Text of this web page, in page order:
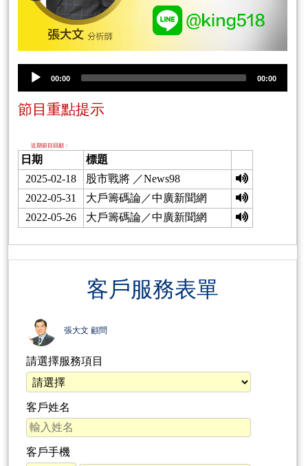
00:00 00:00
節目重點提示
近期節目回顧：
日期
標題
2025-02-18
股市戰將 ／News98
2022-05-31
大戶籌碼論／中廣新聞網
2022-05-26
大戶籌碼論／中廣新聞網
客戶服務表單
張大文 顧問
請選擇服務項目
客戶姓名
客戶手機